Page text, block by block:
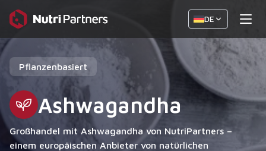
DE
Pflanzenbasiert
Ashwagandha
Großhandel mit Ashwagandha von NutriPartners –
einem europäischen Anbieter von natürlichen